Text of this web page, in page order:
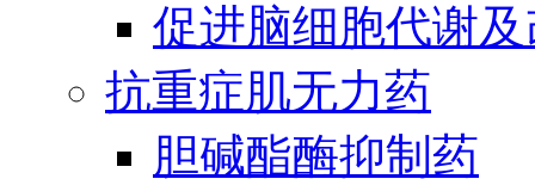
促进脑细胞代谢
抗重症肌无力药
胆碱酯酶抑制药